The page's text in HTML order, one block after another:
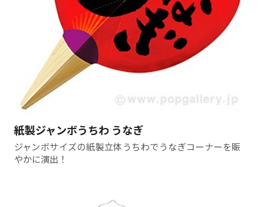
紙製ジャンボうちわ うなぎ
ジャンボサイズの紙製立体うちわでうなぎコーナーを賑
やかに演出！